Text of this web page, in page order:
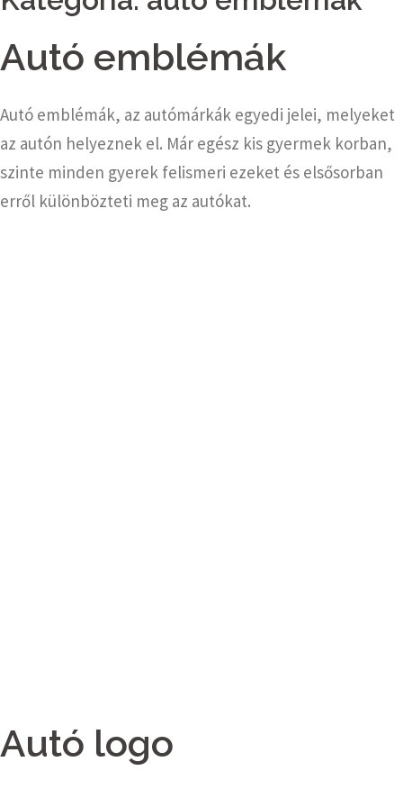
Autó emblémák
Autó emblémák, az autómárkák egyedi jelei, melyeket
az autón helyeznek el. Már egész kis gyermek korban,
szinte minden gyerek felismeri ezeket és elsősorban
erről különbözteti meg az autókat.
Autó logo